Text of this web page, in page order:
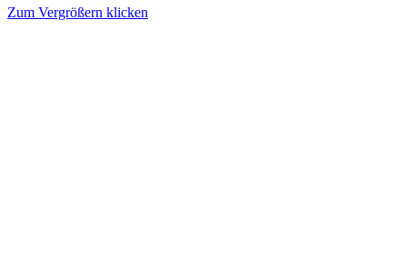
Zum Vergrößern klicken